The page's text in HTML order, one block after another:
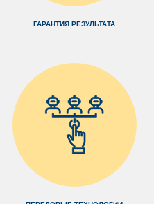
ГАРАНТИЯ РЕЗУЛЬТАТА